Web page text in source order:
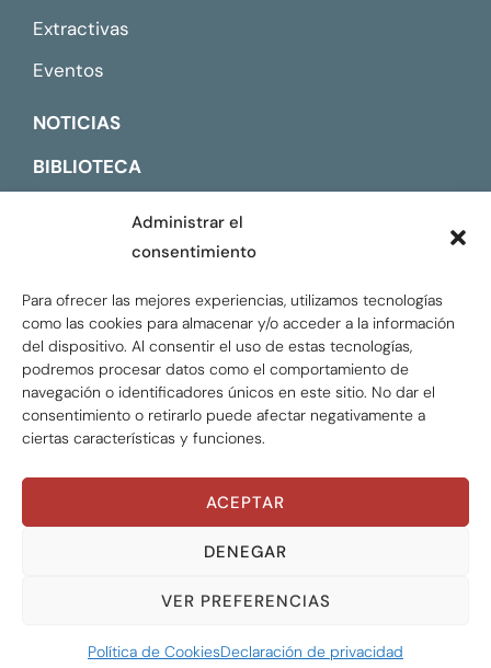
Administrar el
consentimiento
Para ofrecer las mejores experiencias, utilizamos tecnologías
como las cookies para almacenar y/o acceder a la información
del dispositivo. Al consentir el uso de estas tecnologías,
podremos procesar datos como el comportamiento de
navegación o identificadores únicos en este sitio. No dar el
consentimiento o retirarlo puede afectar negativamente a
ciertas características y funciones.
ACEPTAR
DENEGAR
VER PREFERENCIAS
Política de CookiesDeclaración de privacidad
ÁREAS TEMÁTICAS
TODAS LAS ÁREAS
Extractivas
Eventos
NOTICIAS
BIBLIOTECA
Global Tax Justice © 2026. Todos los derechos
Privacy policy